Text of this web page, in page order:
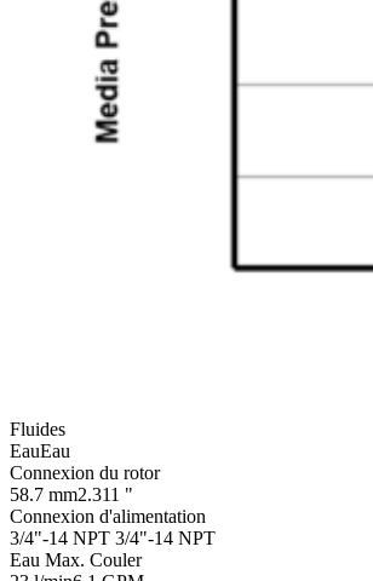
Fluides
EauEau
Connexion du rotor
58.7 mm2.311 "
Connexion d'alimentation
3/4"-14 NPT 3/4"-14 NPT
Eau Max. Couler